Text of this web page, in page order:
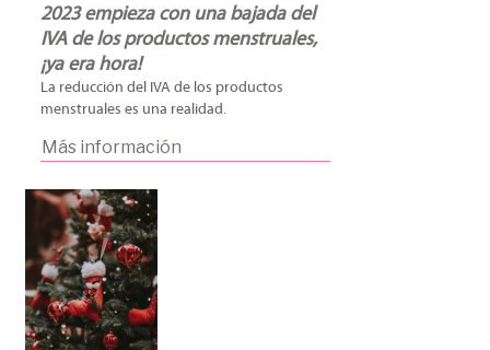
2023 empieza con una bajada del
IVA de los productos menstruales,
¡ya era hora!
La reducción del IVA de los productos
menstruales es una realidad.
Más información